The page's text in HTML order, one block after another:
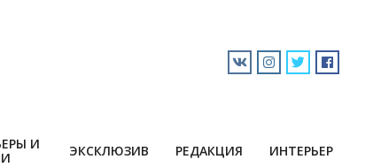
И
ЭКСКЛЮЗИВ РЕДАКЦИЯ ИНТЕРЬЕР